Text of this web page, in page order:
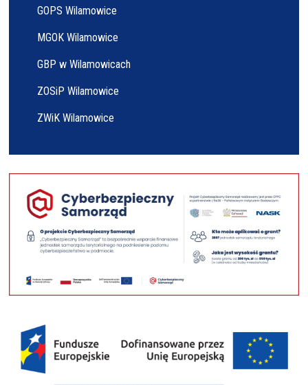
GOPS Wilamowice
MGOK Wilamowice
GBP w Wilamowicach
ZOSiP Wilamowice
ZWiK Wilamowice